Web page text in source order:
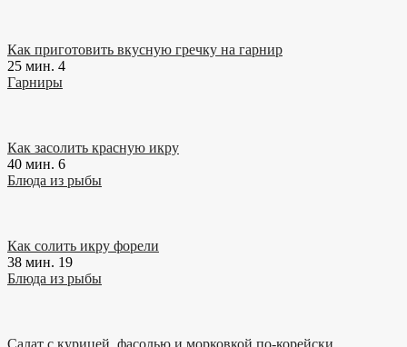
Как приготовить вкусную гречку на гарнир
25 мин. 4
Гарниры
Как засолить красную икру
40 мин. 6
Блюда из рыбы
Как солить икру форели
38 мин. 19
Блюда из рыбы